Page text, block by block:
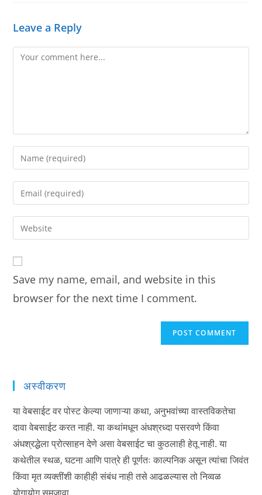
Leave a Reply
Comment
Enter
your
name
comment
Enter
your
email
address
comment
Enter
your
URL
(optional)
Save my name, email, and website in this
browser for the next time I comment.
अस्वीकरण
या वेबसाईट वर पोस्ट केल्या जाणाऱ्या कथा, अनुभवांच्या वास्तविकतेचा
दावा वेबसाईट करत नाही. या कथांमधून अंधश्रध्दा पसरवणे किंवा
अंधश्रद्धेला प्रोत्साहन देणे असा वेबसाईट चा कुठलाही हेतू नाही. या
कथेतील स्थळ, घटना आणि पात्रे ही पूर्णतः काल्पनिक असून त्यांचा जिवंत
किंवा मृत व्यक्तींशी काहीही संबंध नाही तसे आढळल्यास तो निव्वळ